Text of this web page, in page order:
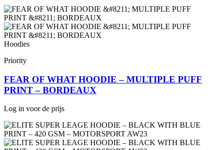
Hoodies
Priority
FEAR OF WHAT HOODIE – MULTIPLE PUFF
PRINT – BORDEAUX
Log in voor de prijs